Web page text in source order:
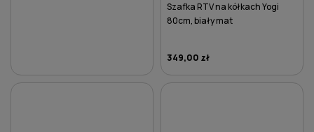
Szafka RTV na kółkach Yogi
80cm, biały mat
349,00 zł